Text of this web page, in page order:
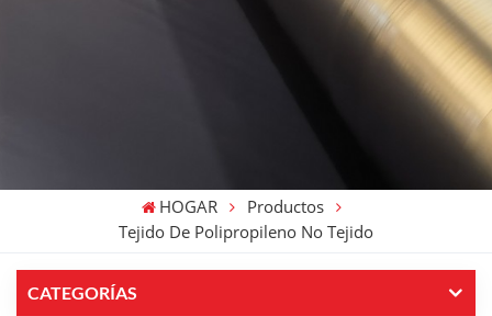
HOGAR
Productos
Tejido De Polipropileno No Tejido
CATEGORÍAS